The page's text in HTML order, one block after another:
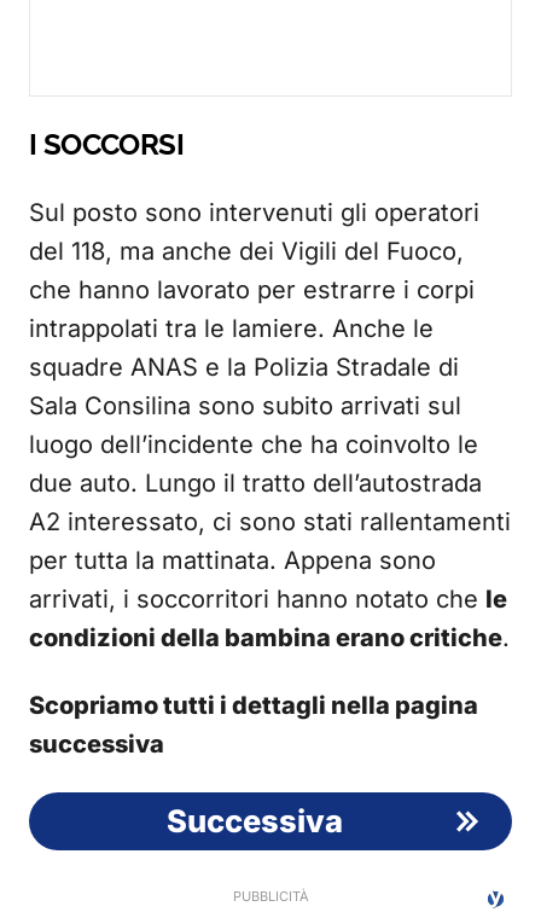
I SOCCORSI
Sul posto sono intervenuti gli operatori
del 118, ma anche dei Vigili del Fuoco,
che hanno lavorato per estrarre i corpi
intrappolati tra le lamiere. Anche le
squadre ANAS e la Polizia Stradale di
Sala Consilina sono subito arrivati sul
luogo dell’incidente che ha coinvolto le
due auto. Lungo il tratto dell’autostrada
A2 interessato, ci sono stati rallentamenti
per tutta la mattinata. Appena sono
arrivati, i soccorritori hanno notato che le
condizioni della bambina erano critiche.
Scopriamo tutti i dettagli nella pagina
successiva
Successiva